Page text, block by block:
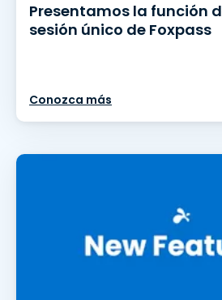
Presentamos la función
sesión único de Foxpass
Conozca más